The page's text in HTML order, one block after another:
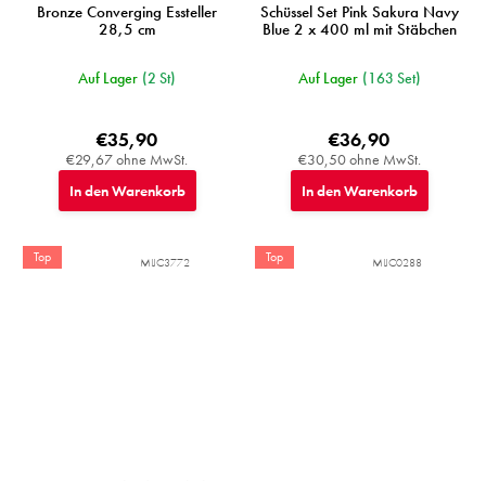
Bronze Converging Essteller
28,5 cm
Auf Lager (2 St)
€29,67 ohne MwSt.
€35,90
In den Warenkorb
Schüssel Set Pink Sakura Navy
Blue 2 x 400 ml mit Stäbchen
Auf Lager (163 Set)
€30,50 ohne MwSt.
€36,90
In den Warenkorb
Top MIJC3772 Top MIJC0288